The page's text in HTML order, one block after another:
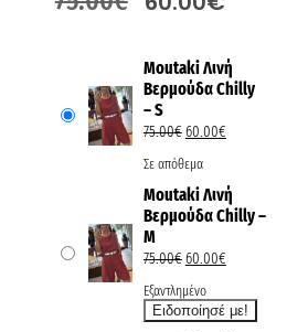
Moutaki Λινή
Βερμούδα Chilly
– S
75.00€60.00€
Σε απόθεμα
Moutaki Λινή
Βερμούδα Chilly –
M
75.00€60.00€
Εξαντλημένο